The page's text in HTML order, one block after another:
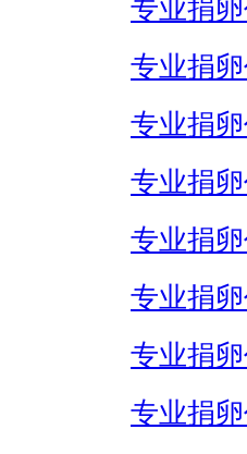
专业捐
专业捐
专业捐
专业捐
专业捐
专业捐
专业捐
专业捐